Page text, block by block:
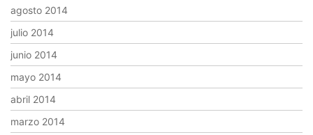
agosto 2014
julio 2014
junio 2014
mayo 2014
abril 2014
marzo 2014